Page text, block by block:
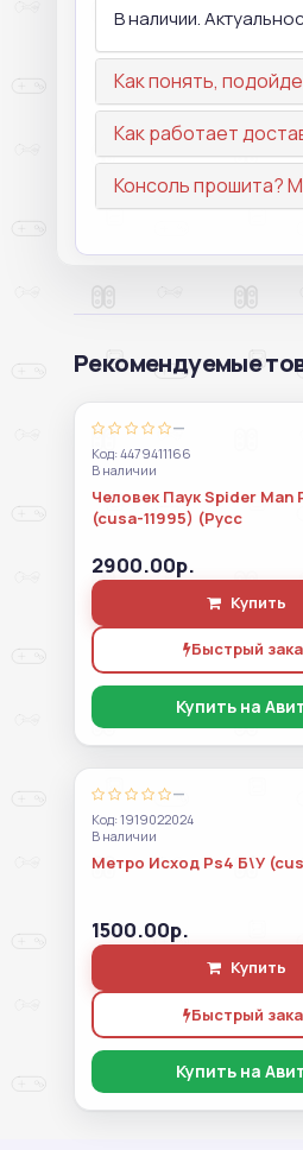
В наличии.
Как понять,
Как работает
Консоль прошита?
Рекомендуемые
—
Код: 4479411166
В наличии
Человек Паук Spider Man
(cusa-11995) (Русс
2900.00р.
Купить
Быстрый
Купить на
—
Код: 1919022024
В наличии
Метро Исход Ps4 Б\У
1500.00р.
Купить
Быстрый
Купить на